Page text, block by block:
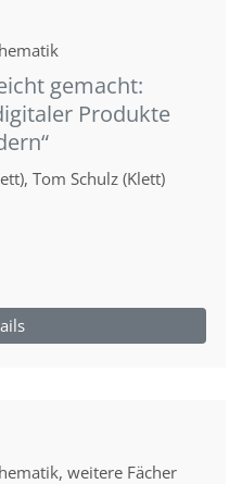
gemacht:
Produkte
Tom Schulz (Klett)
weitere Fächer